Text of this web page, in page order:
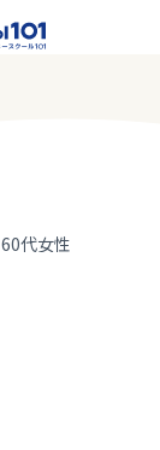
60代女性